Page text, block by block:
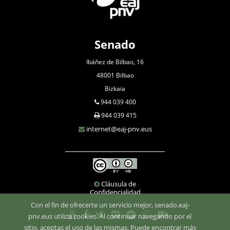
Senado
Ibáñez de Bilbao, 16
48001 Bilbao
Bizkaia
944 039 400
944 039 415
internet@eaj-pnv.eus
Cláusula de
Confidencialidad
Con el fin de ofrecerte un servicio mejor, senado.eaj-
pnv.eus utiliza cookies. Al continuar navegando por el
sitio, aceptas el uso de las mismas. Puede encontrar más